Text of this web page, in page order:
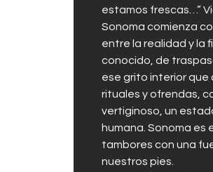
estamos frescas…”
Sonoma comienza
entre la realidad y la
conocido, de
ese grito interior que
rituales y ofrendas,
vertiginoso, un
humana. Sonoma es
tambores con una
nuestros pies.